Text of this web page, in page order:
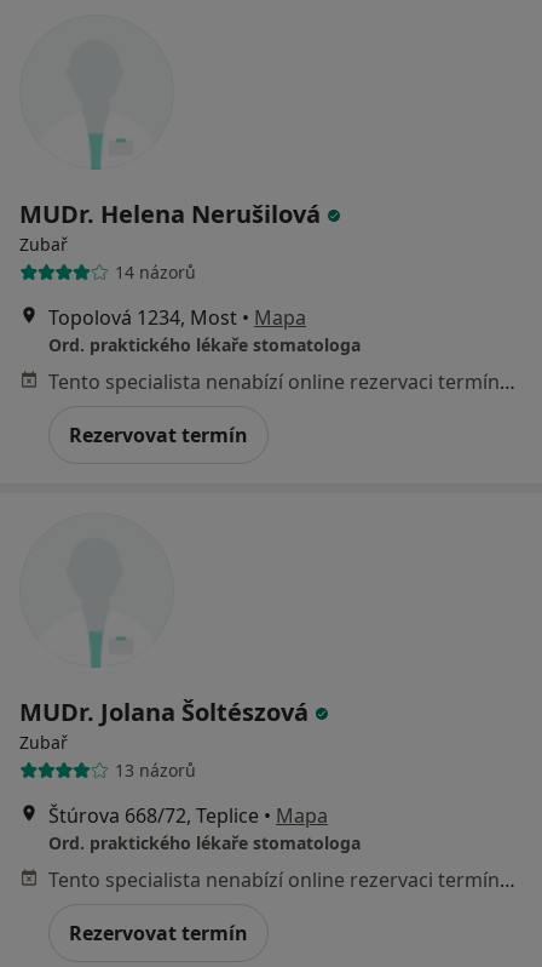
MUDr. Helena Nerušilová
Zubař
14 názorů
Topolová 1234, Most • Mapa
Ord. praktického lékaře stomatologa
Tento specialista nenabízí online rezervaci termínu na této adrese.
Rezervovat termín
MUDr. Jolana Šoltészová
Zubař
13 názorů
Štúrova 668/72, Teplice • Mapa
Ord. praktického lékaře stomatologa
Tento specialista nenabízí online rezervaci termínu na této adrese.
Rezervovat termín